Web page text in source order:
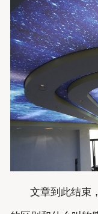
文章到此结束